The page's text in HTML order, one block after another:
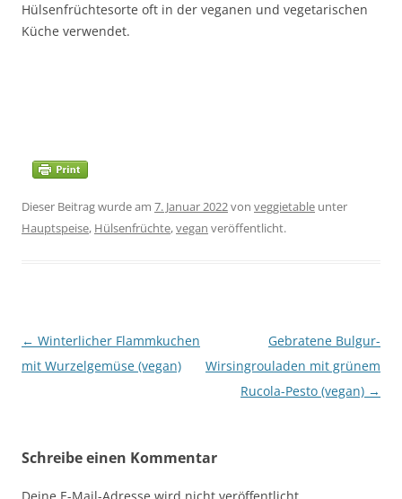
Hülsenfrüchtesorte oft in der veganen und vegetarischen
Küche verwendet.
Dieser Beitrag wurde am 7. Januar 2022von veggietable unter
Hauptspeise, Hülsenfrüchte,vegan veröffentlicht.
Beitragsnavigation
← Winterlicher Flammkuchen
mit Wurzelgemüse (vegan)
Gebratene Bulgur-
Wirsingrouladen mit grünem
Rucola-Pesto (vegan) →
Schreibe einen Kommentar